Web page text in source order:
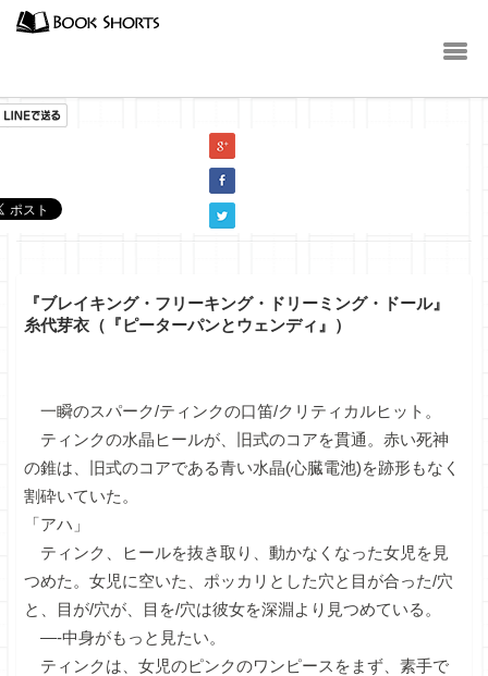
『ブレイキング・フリーキング・ドリーミング・ドール』
糸代芽衣（『ピーターパンとウェンディ』）
一瞬のスパーク/ティンクの口笛/クリティカルヒット。
ティンクの水晶ヒールが、旧式のコアを貫通。赤い死神
の錐は、旧式のコアである青い水晶(心臓電池)を跡形もなく
割砕いていた。
「アハ」
ティンク、ヒールを抜き取り、動かなくなった女児を見
つめた。女児に空いた、ポッカリとした穴と目が合った/穴
と、目が/穴が、目を/穴は彼女を深淵より見つめている。
—-中身がもっと見たい。
ティンクは、女児のピンクのワンピースをまず、素手で